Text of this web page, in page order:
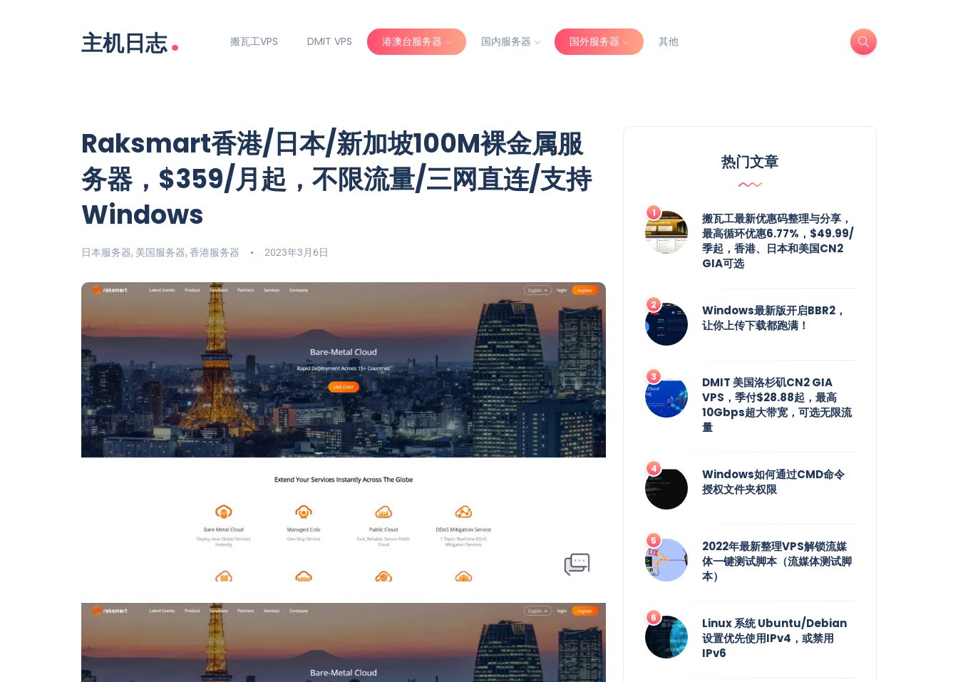
主机日志. 搬瓦工VPS DMIT VPS 港澳台服务器 国内服务器 国外服务器 其他
Raksmart香港/日本/新加坡100M裸金属服
务器，$359/月起，不限流量/三网直连/支持
Windows
日本服务器, 美国服务器, 香港服务器 2023年3月6日
热门文章
搬瓦工最新优惠码整理与分享，
最高循环优惠6.77%，$49.99/
季起，香港、日本和美国CN2
GIA可选
Windows最新版开启BBR2，
让你上传下载都跑满！
DMIT 美国洛杉矶CN2 GIA
VPS，季付$28.88起，最高
10Gbps超大带宽，可选无限流
量
Windows如何通过CMD命令
授权文件夹权限
2022年最新整理VPS解锁流媒
体一键测试脚本（流媒体测试脚
本）
Linux 系统 Ubuntu/Debian
设置优先使用IPv4，或禁用
IPv6